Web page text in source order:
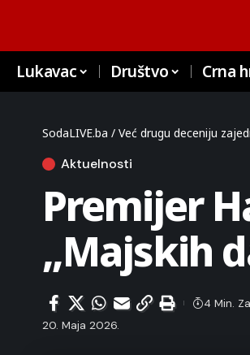
Lukavac Društvo Crna
SodaLIVE.ba / Već drugu deceniju
Aktuelnosti
Premijer
„Majskih
20. Maja 2026.
4 Min.